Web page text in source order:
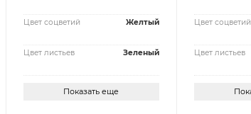
Цвет соцветий Желтый
Цвет листьев Зеленый
Показать еще
Цвет соцветий
Цвет листьев